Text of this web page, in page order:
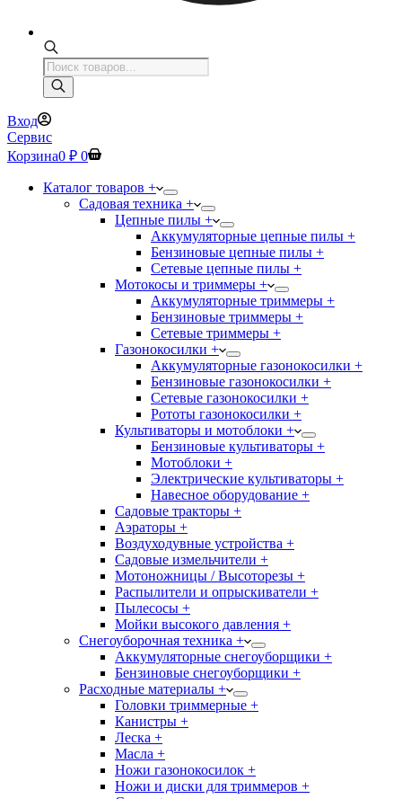
Поиск
товаров
Вход
Сервис
Корзина0 ₽ 0
Каталог товаров +
Садовая техника +
Цепные пилы +
Аккумуляторные цепные пилы +
Бензиновые цепные пилы +
Сетевые цепные пилы +
Мотокосы и триммеры +
Аккумуляторные триммеры +
Бензиновые триммеры +
Сетевые триммеры +
Газонокосилки +
Аккумуляторные газонокосилки +
Бензиновые газонокосилки +
Сетевые газонокосилки +
Рототы газонокосилки +
Культиваторы и мотоблоки +
Бензиновые культиваторы +
Мотоблоки +
Электрические культиваторы +
Навесное оборудование +
Садовые тракторы +
Аэраторы +
Воздуходувные устройства +
Садовые измельчители +
Мотоножницы / Высоторезы +
Распылители и опрыскиватели +
Пылесосы +
Мойки высокого давления +
Снегоуборочная техника +
Аккумуляторные снегоуборщики +
Бензиновые снегоуборщики +
Расходные материалы +
Головки триммерные +
Канистры +
Леска +
Масла +
Ножи газонокосилок +
Ножи и диски для триммеров +